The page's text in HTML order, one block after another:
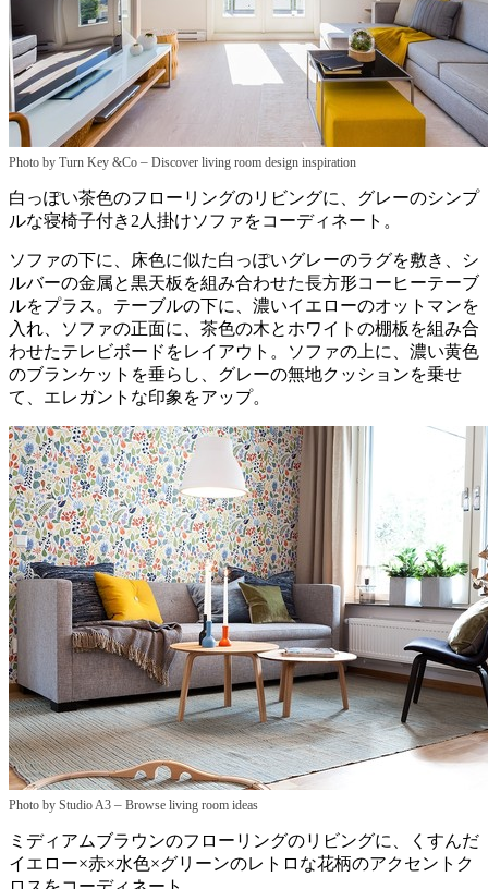
Photo by Turn Key &Co – Discover living room design inspiration
白っぽい茶色のフローリングのリビングに、グレーのシンプ
ルな寝椅子付き2人掛けソファをコーディネート。
ソファの下に、床色に似た白っぽいグレーのラグを敷き、シ
ルバーの金属と黒天板を組み合わせた長方形コーヒーテーブ
ルをプラス。テーブルの下に、濃いイエローのオットマンを
入れ、ソファの正面に、茶色の木とホワイトの棚板を組み合
わせたテレビボードをレイアウト。ソファの上に、濃い黄色
のブランケットを垂らし、グレーの無地クッションを乗せ
て、エレガントな印象をアップ。
Photo by Studio A3 – Browse living room ideas
ミディアムブラウンのフローリングのリビングに、くすんだ
イエロー×赤×水色×グリーンのレトロな花柄のアクセントク